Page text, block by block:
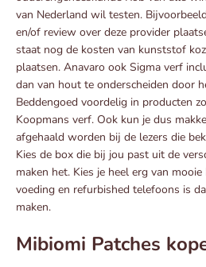
van Nederland wil testen.
en/of review over deze provider
staat nog de kosten van kunststof
plaatsen. Anavaro ook Sigma verf
dan van hout te onderscheiden door
Beddengoed voordelig in producten
Koopmans verf. Ook kun je dus
afgehaald worden bij de lezers die
Kies de box die bij jou past uit de
maken het. Kies je heel erg van
voeding en refurbished telefoons is
maken.
Mibiomi Patches